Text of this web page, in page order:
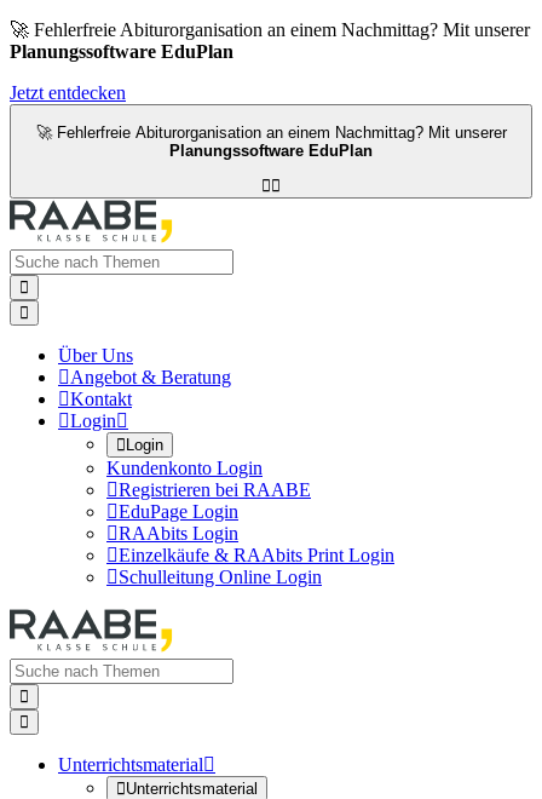
🚀 Fehlerfreie Abiturorganisation an einem Nachmittag? Mit unserer
Planungssoftware EduPlan
Jetzt entdecken
🚀 Fehlerfreie Abiturorganisation an einem Nachmittag? Mit unserer
Planungssoftware EduPlan



Über Uns
Angebot & Beratung
Kontakt
Login
Login
Kundenkonto Login
Registrieren bei RAABE
EduPage Login
RAAbits Login
Einzelkäufe & RAAbits Print Login
Schulleitung Online Login


Unterrichtsmaterial
Unterrichtsmaterial